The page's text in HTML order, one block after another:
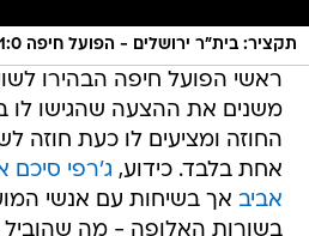
תקציר: בית"ר ירושלים - הפועל חיפה 1:0
ראשי הפועל חיפה הבהירו
משנים את ההצעה שהגישו לו
החוזה ומציעים לו כעת חוזה
אחת בלבד. כידוע, ג'רפי סיכם
אביב אך בשיחות עם אנשי
בשורות האלופה - מה שהוביל